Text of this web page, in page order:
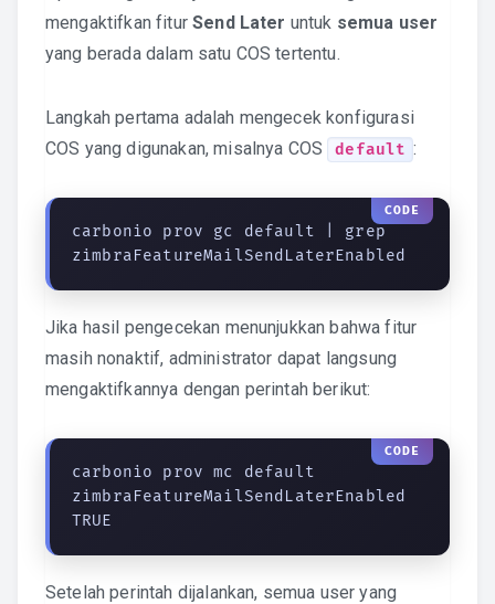
mengaktifkan fiturSend Later untuk semua user
yang berada dalam satu COS tertentu.
Langkah pertama adalah mengecek konfigurasi
COS yang digunakan, misalnya COS
default :
carbonio prov gc default | grep
zimbraFeatureMailSendLaterEnabled
Jika hasil pengecekan menunjukkan bahwa fitur
masih nonaktif, administrator dapat langsung
mengaktifkannya dengan perintah berikut:
carbonio prov mc default
zimbraFeatureMailSendLaterEnabled
TRUE
Setelah perintah dijalankan, semua user yang